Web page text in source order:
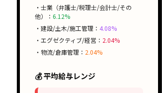
・士業（弁護士/税理士/会計士/その
他）： 6.12%
・建設/土木/施工管理： 4.08%
・エグゼクティブ/経営： 2.04%
・物流/倉庫管理： 2.04%
💰 平均給与レンジ